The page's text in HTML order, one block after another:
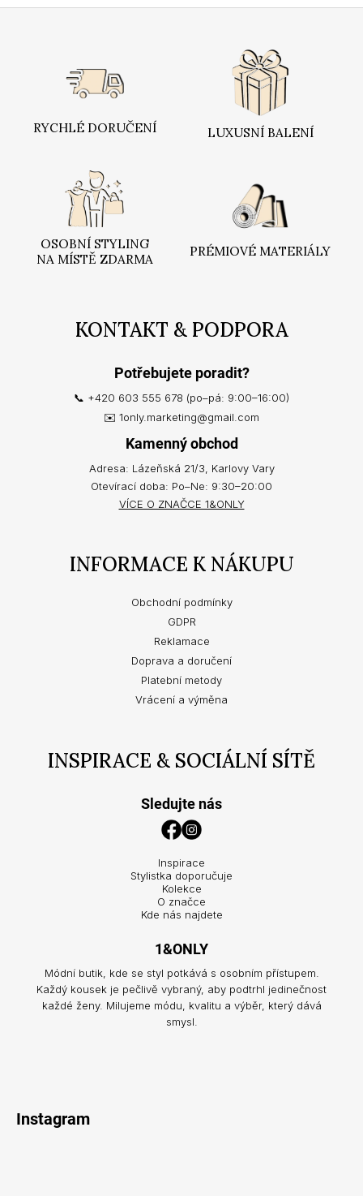
RYCHLÉ DORUČENÍ LUXUSNÍ BALENÍ
OSOBNÍ STYLING
NA MÍSTĚ ZDARMA
PRÉMIOVÉ MATERIÁLY
KONTAKT & PODPORA
Potřebujete poradit?
📞 +420 603 555 678 (po–pá: 9:00–16:00)
✉️ 1only.marketing@gmail.com
Kamenný obchod
Adresa: Lázeňská 21/3, Karlovy Vary
Otevírací doba: Po–Ne: 9:30–20:00
VÍCE O ZNAČCE 1&ONLY
INFORMACE K NÁKUPU
Obchodní podmínky
GDPR
Reklamace
Doprava a doručení
Platební metody
Vrácení a výměna
INSPIRACE & SOCIÁLNÍ SÍTĚ
Sledujte nás
Inspirace
Stylistka doporučuje
Kolekce
O značce
Kde nás najdete
1&ONLY
Módní butik, kde se styl potkává s osobním přístupem.
Každý kousek je pečlivě vybraný, aby podtrhl jedinečnost
každé ženy. Milujeme módu, kvalitu a výběr, který dává
smysl.
Instagram